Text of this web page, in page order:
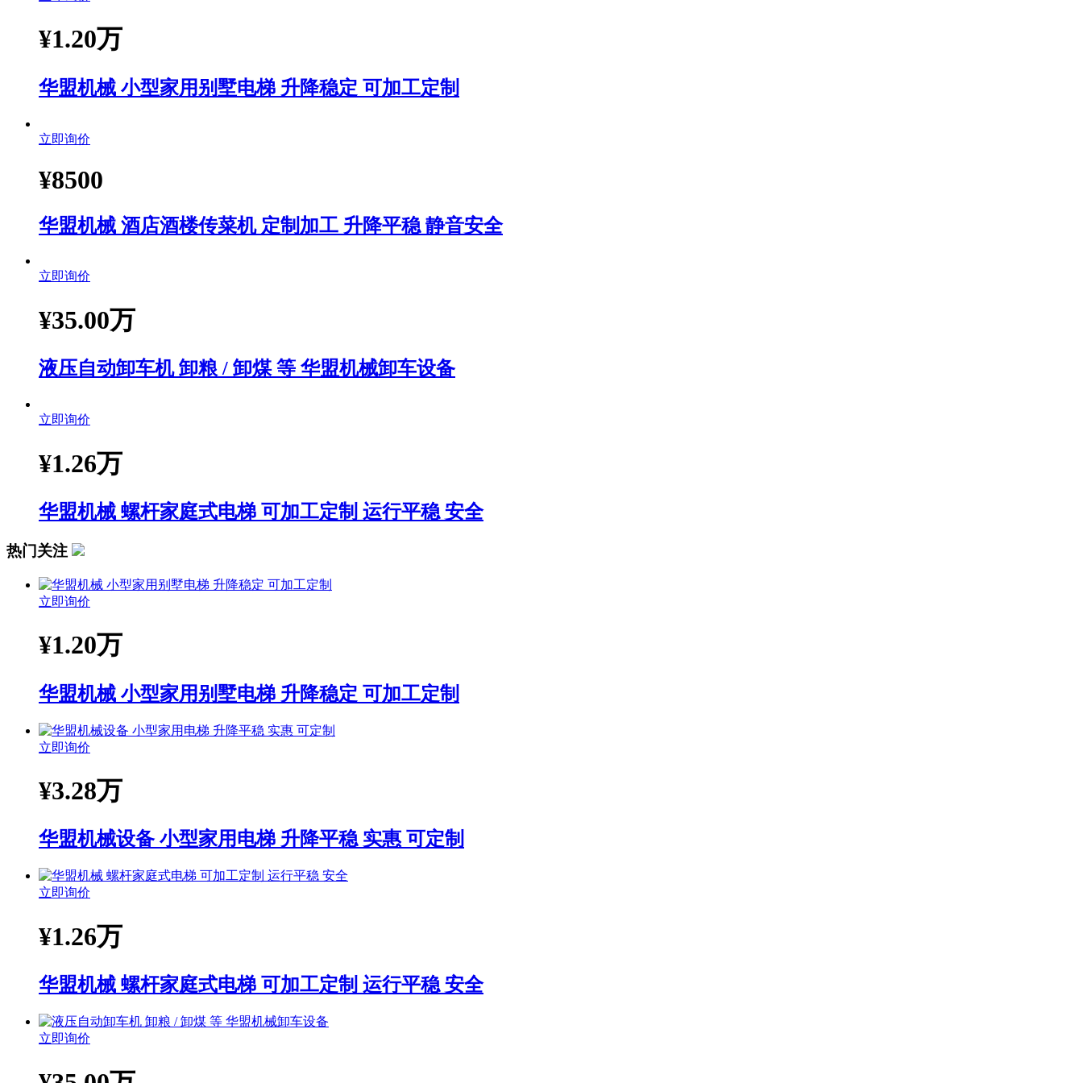
¥1.20万
华盟机械 小型家用别墅电梯 升降稳定 可加工定制
立即询价
¥8500
华盟机械 酒店酒楼传菜机 定制加工 升降平稳 静音安全
立即询价
¥35.00万
液压自动卸车机 卸粮 / 卸煤 等 华盟机械卸车设备
立即询价
¥1.26万
华盟机械 螺杆家庭式电梯 可加工定制 运行平稳 安全
热门关注
立即询价
¥1.20万
华盟机械 小型家用别墅电梯 升降稳定 可加工定制
立即询价
¥3.28万
华盟机械设备 小型家用电梯 升降平稳 实惠 可定制
立即询价
¥1.26万
华盟机械 螺杆家庭式电梯 可加工定制 运行平稳 安全
立即询价